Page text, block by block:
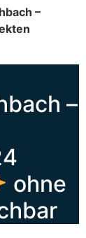
–
–
ohne